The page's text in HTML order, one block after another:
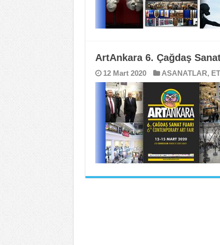
ArtAnkara 6. Çağdaş Sanat
12 Mart 2020 ASANATLAR,